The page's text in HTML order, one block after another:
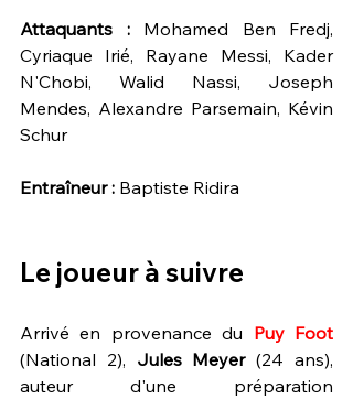
Attaquants : Mohamed Ben Fredj,
Cyriaque Irié, Rayane Messi, Kader
N'Chobi, Walid Nassi, Joseph
Mendes, Alexandre Parsemain, Kévin
Schur
Entraîneur : Baptiste Ridira
Le joueur à suivre
Arrivé en provenance du
(National 2), Jules Meyer (24 ans),
auteur d'une préparation